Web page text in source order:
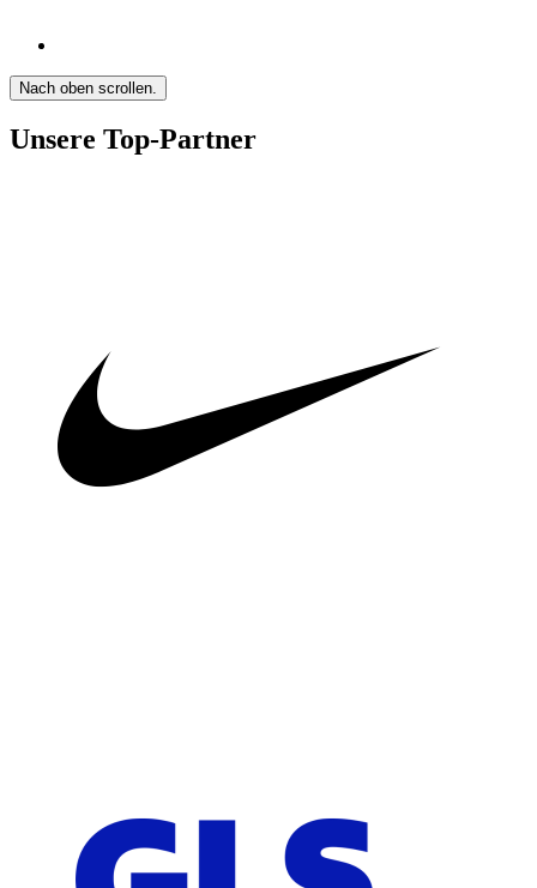
Nach oben scrollen.
Unsere Top-Partner